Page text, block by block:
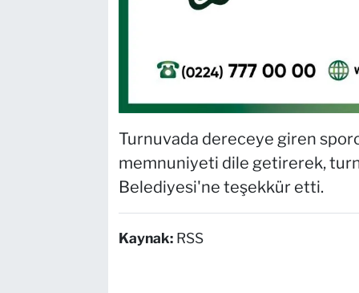
Turnuvada dereceye giren
memnuniyeti dile getirerek,
Belediyesi'ne teşekkür etti.
Kaynak: RSS